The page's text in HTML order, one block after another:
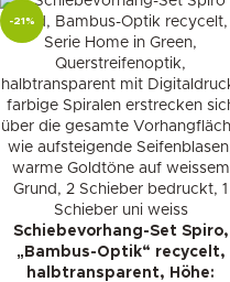
-21%
Schiebevorhang-Set Spiro,
„Bambus-Optik“ recycelt,
halbtransparent, Höhe: